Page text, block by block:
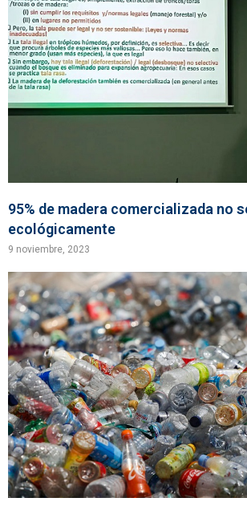
95% de madera comercializada no
ecológicamente
9 noviembre, 2023